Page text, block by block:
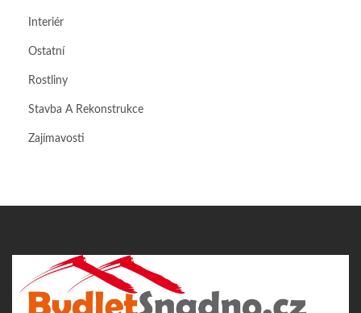
Interiér
Ostatní
Rostliny
Stavba A Rekonstrukce
Zajímavosti